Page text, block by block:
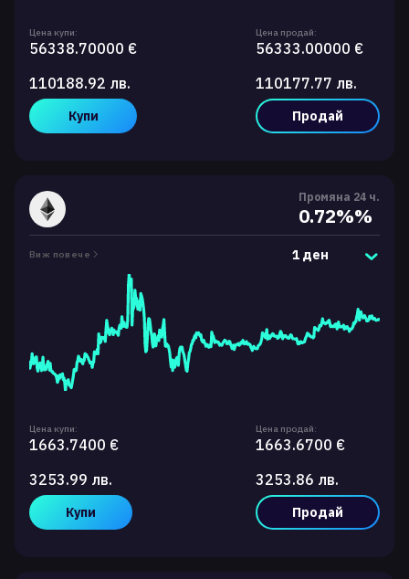
Цена купи:
56338.70000 €
110188.92 лв.
Купи
Цена продай:
56333.00000 €
110177.77 лв.
Продай
Промяна 24 ч.
0.72%%
Виж повече 1 ден
Цена купи:
1663.7400 €
3253.99 лв.
Купи
Цена продай:
1663.6700 €
3253.86 лв.
Продай